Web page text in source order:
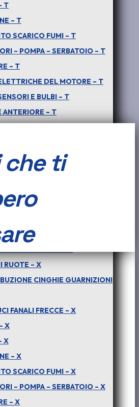
T
– T
SCARICO FUMI – T
– POMPA – SERBATOIO – T
– T
DEL MOTORE – T
E BULBI – T
ANTERIORE – T
E PARTS – T
E GUARNIZIONI – T
– PARTI INTERNE – X
E TRASMISSIONE – X
RUOTE – X
CINGHIE GUARNIZIONI
FANALI FRECCE – X
X
X
– X
SCARICO FUMI – X
– POMPA – SERBATOIO – X
– X
Categorie:FILTRI - S,TATA
46C
ti